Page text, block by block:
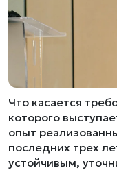
Что касается
которого
опыт
последних трех
устойчивым,